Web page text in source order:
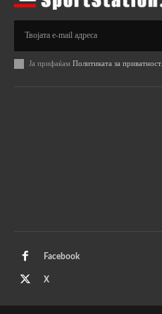
Ја прифаќам Политиката за приватност.
Facebook
X